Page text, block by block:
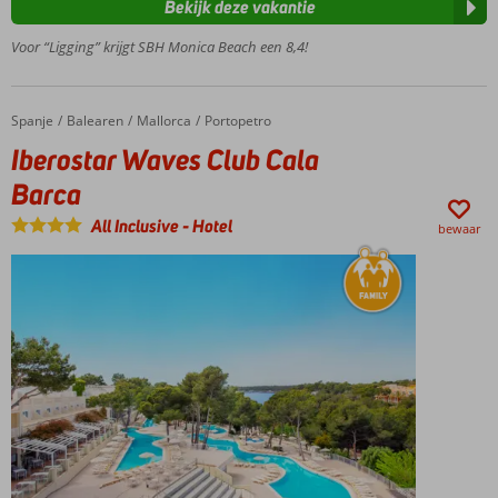
Costa
Calma
200
strand en
Wat leuk die
waterglijbanen
All
Voor “Ligging” krijgt SBH Monica Beach een 8,4!
Bekijk deze vakantie
Home
Spanje Balearen Mallorca Portopetro
Iberostar Waves Club Cala Barca
Iberostar Waves Club Cala
Barca
All Inclusive-Hotel bewaar